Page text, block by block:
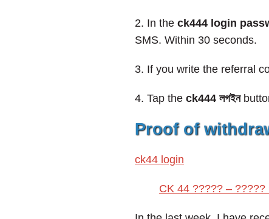
2. In the ck444 login
SMS. Within 30 seconds.
3. If you write the referral
4. Tap the ck444 লগইন
Proof of
ck44 login
CK 44 ????? –